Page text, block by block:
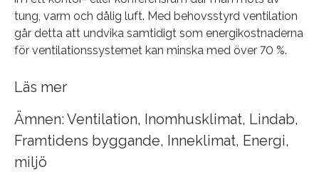
tung, varm och dålig luft. Med behovsstyrd ventilation
går detta att undvika samtidigt som energikostnaderna
för ventilationssystemet kan minska med över 70 %.
Läs mer
Ämnen: Ventilation, Inomhusklimat, Lindab,
Framtidens byggande, Inneklimat, Energi,
miljö